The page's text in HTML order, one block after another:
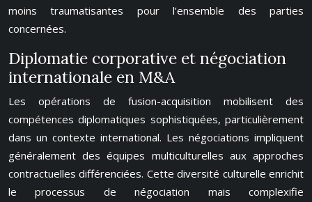
moins traumatisantes pour l’ensemble des parties
concernées.
Diplomatie corporative et négociation
internationale en M&A
Les opérations de fusion-acquisition mobilisent des
compétences diplomatiques sophistiquées, particulièrement
dans un contexte international. Les négociations impliquent
généralement des équipes multiculturelles aux approches
contractuelles différenciées. Cette diversité culturelle enrichit
le processus de négociation mais complexifie